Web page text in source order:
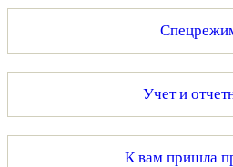
Учет и
К вам пришла